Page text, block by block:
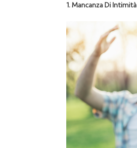
1. Mancanza Di Intimità